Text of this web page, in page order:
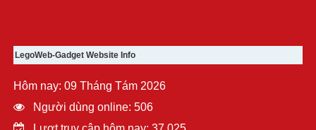
LegoWeb-Gadget Website Info
Hôm nay: 09 Tháng Tám 2026
Người dùng online: 506